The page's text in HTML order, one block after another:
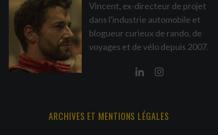
Vincent, ex-directeur de projet
dans l'industrie automobile et
blogueur curieux de rando, de
voyages et de vélo depuis 2007.
ARCHIVES ET MENTIONS LÉGALES